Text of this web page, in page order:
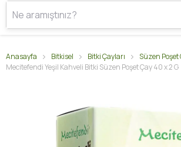
Anasayfa Bitkisel Bitki Çayları
Süzen Poşet
Mecitefendi Yeşil Kahveli Bitki Süzen Poşet Çay 40 x 2 G